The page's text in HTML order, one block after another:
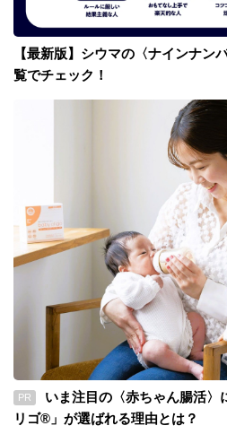
【最新版】シウマの〈ナインナン
覧でチェック！
PR
いま注目の〈赤ちゃん腸活〉
リゴ®」が選ばれる理由とは？